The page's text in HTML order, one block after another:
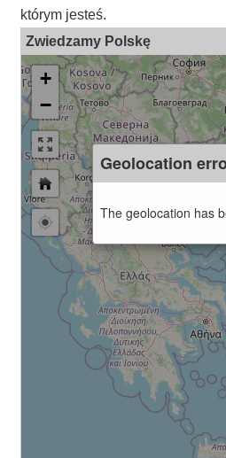
którym jesteś.
Zwiedzamy Polskę
+
−
Geolocation
The geolocation has